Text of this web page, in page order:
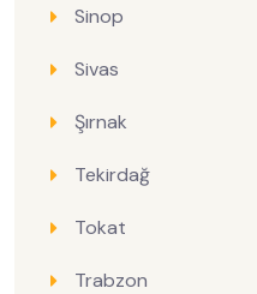
Sinop
Sivas
Şırnak
Tekirdağ
Tokat
Trabzon